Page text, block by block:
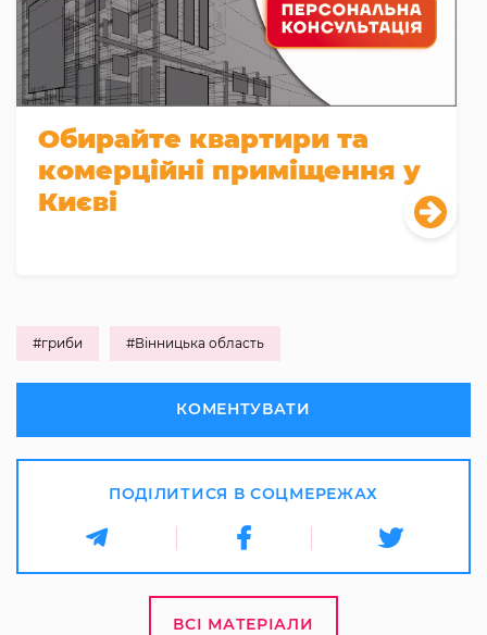
Обирайте квартири та
комерційні приміщення у
Києві
#гриби #Вінницька область
КОМЕНТУВАТИ
ПОДІЛИТИСЯ В СОЦМЕРЕЖАХ
ВСІ МАТЕРІАЛИ